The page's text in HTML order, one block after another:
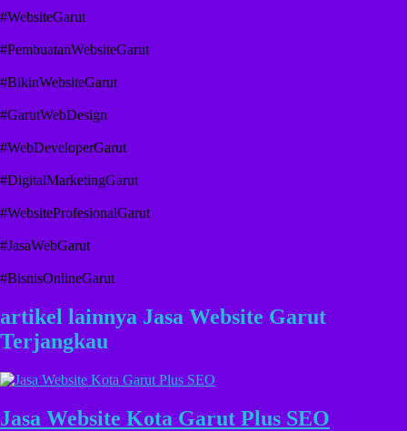
#WebsiteGarut
#PembuatanWebsiteGarut
#BikinWebsiteGarut
#GarutWebDesign
#WebDeveloperGarut
#DigitalMarketingGarut
#WebsiteProfesionalGarut
#JasaWebGarut
#BisnisOnlineGarut
artikel lainnya Jasa Website Garut
Terjangkau
Jasa Website Kota Garut Plus SEO